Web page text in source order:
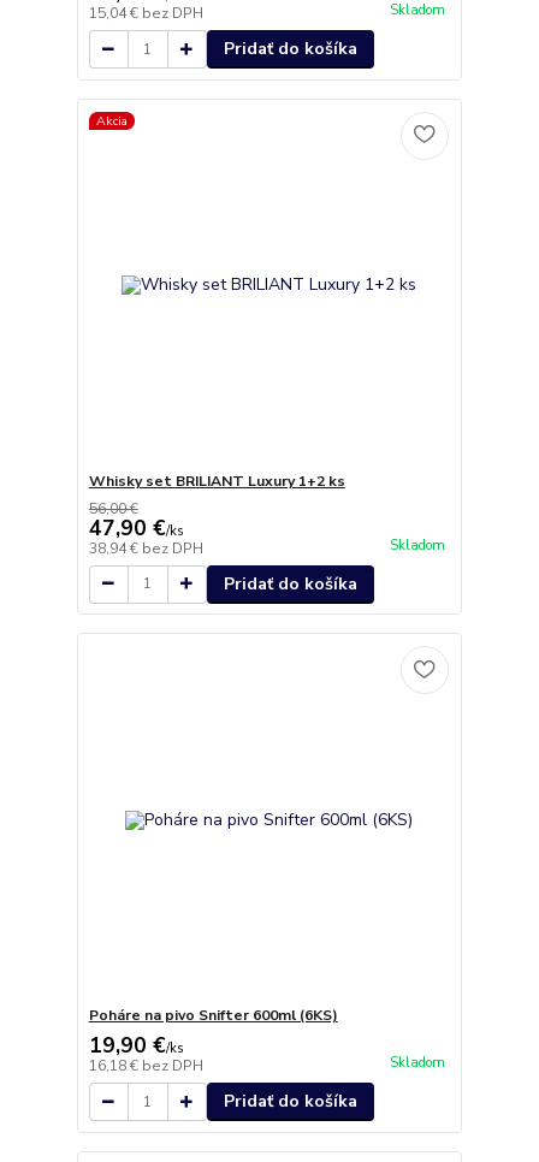
15,04 € bez DPH Skladom
Pridať do košíka
Akcia
Whisky set BRILIANT Luxury 1+2 ks
56,00 €
47,90 €/ks
38,94 € bez DPH Skladom
Pridať do košíka
Poháre na pivo Snifter 600ml (6KS)
19,90 €/ks
16,18 € bez DPH Skladom
Pridať do košíka